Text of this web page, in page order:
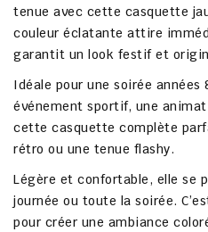
tenue avec cette casquette
couleur éclatante attire
garantit un look festif et
Idéale pour une soirée
événement sportif, une
cette casquette complète
rétro ou une tenue flashy.
Légère et confortable, elle se
journée ou toute la soirée.
pour créer une ambiance